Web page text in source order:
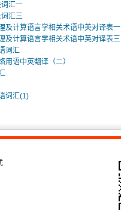
汇一
汇三
及计算语言学相关术语中英对译表一
及计算语言学相关术语中英对译表三
词汇
用语中英翻译（二）
词汇(1)